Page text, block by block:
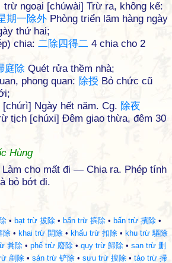
trừ ngoại [chúwài] Trừ ra, không kể:
期一除外 Phòng triển lãm hàng ngày
thứ hai;
chia: 二除四得二 4 chia cho 2
庭除 Quét rửa thềm nhà;
phong quan: 除授 Bỏ chức cũ
Ngày hết năm. Cg. 除夜
tịch [chúxi] Đêm giao thừa, đêm 30
Hùng
cho mất đi — Chia ra. Phép tính
bỏ bớt đi.
• bạt trừ 拔除 • bấn trừ 摈除 • bấn trừ 擯除 •
除 • khai trừ 開除 • khấu trừ 扣除 • khu trừ 驅除
糞除 • phế trừ 廢除 • quy trừ 歸除 • san trừ 删
剷除 • sản trừ 铲除 • sưu trừ 搜除 • tảo trừ 掃